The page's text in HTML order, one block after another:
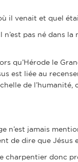
il venait et quel
pas né dans
qu’Hérode le
est liée au
de l’humanité,
n’est jamais
de dire que Jésus
charpentier donc